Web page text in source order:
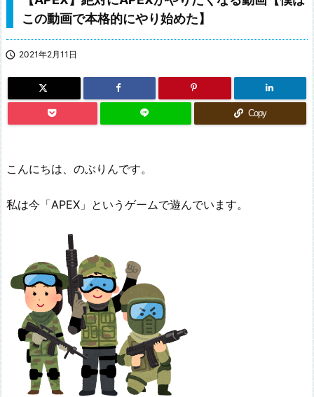
この動画で本格的にやり始めた】
 2021年2月11日
Copy
こんにちは、のぶりんです。
私は今「APEX」というゲームで遊んでいます。